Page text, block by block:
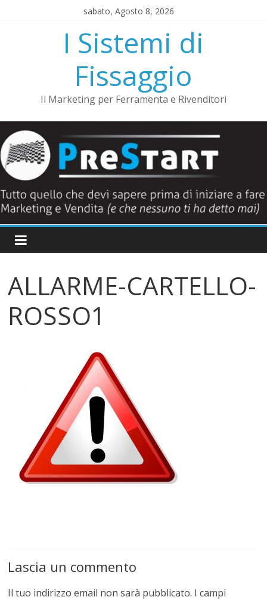
sabato, Agosto 8, 2026
I Sistemi di
Fissaggio
Il Marketing per Ferramenta e Rivenditori
ALLARME-CARTELLO-
ROSSO1
Lascia un commento
Il tuo indirizzo email non sarà pubblicato. I campi